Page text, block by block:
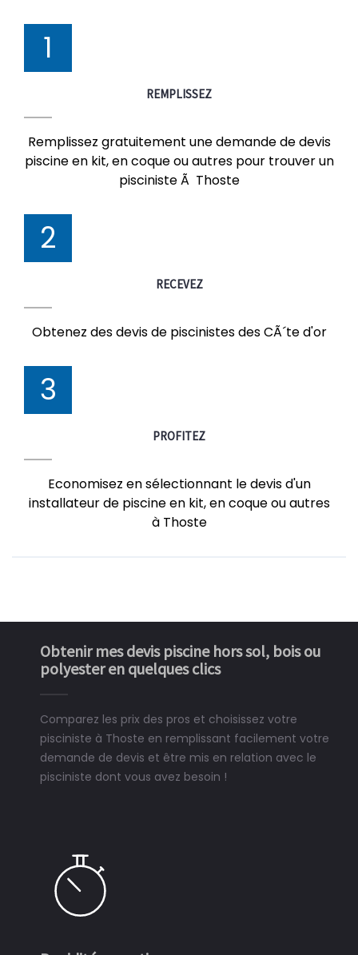
1
REMPLISSEZ
Remplissez gratuitement une demande de devis
piscine en kit, en coque ou autres pour trouver un
pisciniste Ã Thoste
2
RECEVEZ
Obtenez des devis de piscinistes des CÃ´te d'or
3
PROFITEZ
Economisez en sélectionnant le devis d'un
installateur de piscine en kit, en coque ou autres
à Thoste
Obtenir mes devis piscine hors sol, bois ou
polyester en quelques clics
Comparez les prix des pros et choisissez votre
pisciniste à Thoste en remplissant facilement votre
demande de devis et être mis en relation avec le
pisciniste dont vous avez besoin !